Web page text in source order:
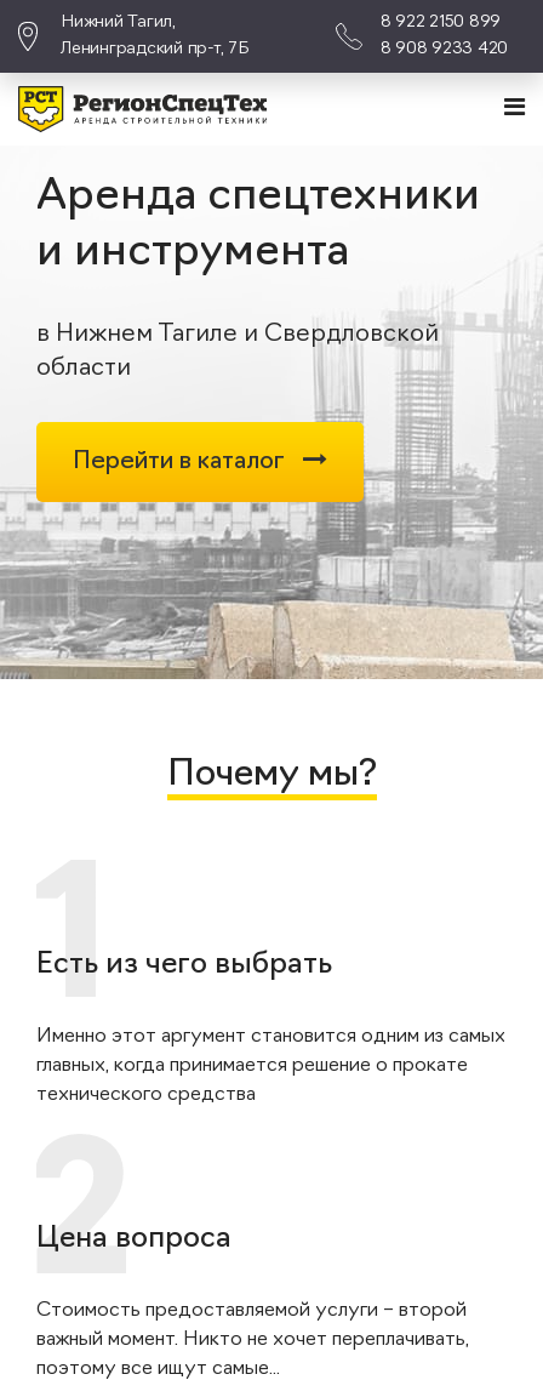
Нижний Тагил,
Ленинградский пр-т, 7Б
8 922 2150 899
8 908 9233 420
Аренда спецтехники
и инструмента
в Нижнем Тагиле и Свердловской
области
Перейти в каталог
Почему мы?
Есть из чего выбрать
Именно этот аргумент становится одним из самых
главных, когда принимается решение о прокате
технического средства
Цена вопроса
Стоимость предоставляемой услуги – второй
важный момент. Никто не хочет переплачивать,
поэтому все ищут самые...